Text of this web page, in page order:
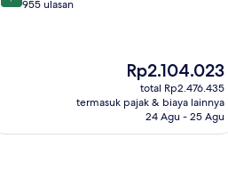
dari955 ulasan
Harga
sekarang
Rp2.104.023
Rp2.104.023
total Rp2.476.435
termasuk pajak & biaya lainnya
24 Agu - 25 Agu